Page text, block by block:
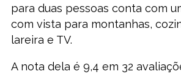
para duas pessoas conta com
com vista para montanhas,
lareira e TV.
A nota dela é 9,4 em 32